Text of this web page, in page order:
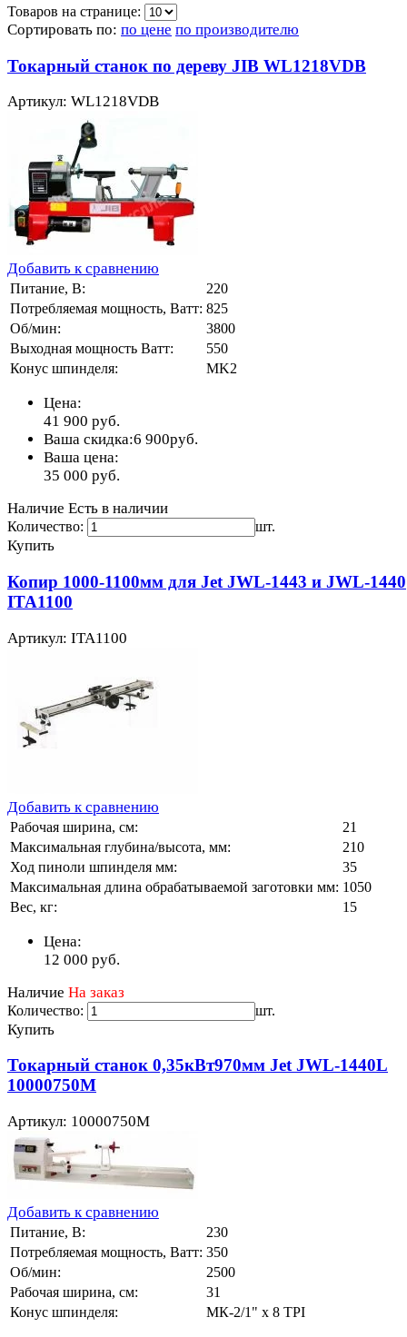
Товаров на странице:
Сортировать по: по цене по производителю
Токарный станок по дереву JIB WL1218VDB
Артикул: WL1218VDB
Добавить к сравнению
Питание, В:
220
Потребляемая мощность, Ватт: 825
Об/мин:
3800
Выходная мощность Ватт:
550
Конус шпинделя:
MK2
Цена:
41 900 руб.
Ваша скидка:6 900руб.
Ваша цена:
35 000 руб.
Наличие Есть в наличии
Количество: шт.
Купить
Копир 1000-1100мм для Jet JWL-1443 и JWL-1440
ITA1100
Артикул: ITA1100
Добавить к сравнению
Рабочая ширина, см:
21
Максимальная глубина/высота, мм:
210
Ход пиноли шпинделя мм:
35
Максимальная длина обрабатываемой заготовки мм: 1050
Вес, кг:
15
Цена:
12 000 руб.
Наличие На заказ
Количество: шт.
Купить
Токарный станок 0,35кВт970мм Jet JWL-1440L
10000750M
Артикул: 10000750M
Добавить к сравнению
Питание, В:
230
Потребляемая мощность, Ватт: 350
Об/мин:
2500
Рабочая ширина, см:
31
Конус шпинделя:
МК-2/1" x 8 TPI